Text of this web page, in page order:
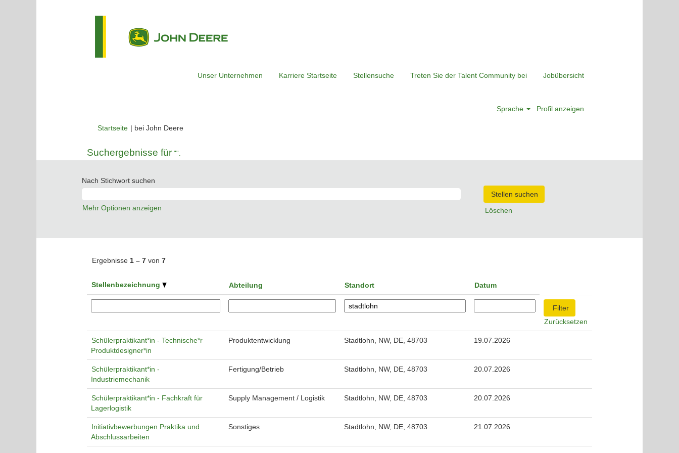
Unser Unternehmen Karriere Startseite Stellensuche Treten Sie der Talent Community bei Jobübersicht
Sprache Profil anzeigen
Startseite | bei John Deere(aktuelle
Suchergebnisse für "".
Nach Stichwort suchen
Mehr Optionen anzeigen Löschen
Ergebnisse 1 – 7 von 7
Stellenbezeichnung Abteilung Standort Datum
Zurücksetzen
Schülerpraktikant*in - Technische*r
Produktdesigner*in
Produktentwicklung Stadtlohn, NW, DE, 48703 19.07.2026
Schülerpraktikant*in -
Industriemechanik
Fertigung/Betrieb Stadtlohn, NW, DE, 48703 20.07.2026
Schülerpraktikant*in - Fachkraft für
Lagerlogistik
Supply Management / Logistik Stadtlohn, NW, DE, 48703 20.07.2026
Initiativbewerbungen Praktika und
Abschlussarbeiten
Sonstiges Stadtlohn, NW, DE, 48703 21.07.2026